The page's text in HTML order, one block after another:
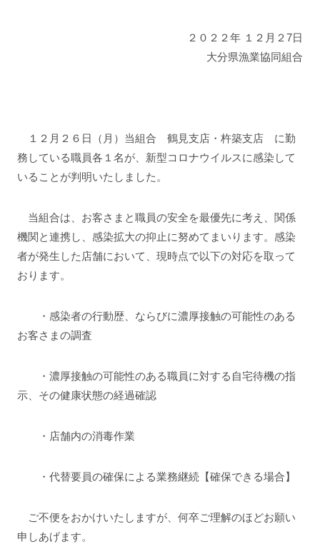
２０２２年 １２月２7日
大分県漁業協同組合
１２月２６日（月）当組合 鶴見支店・杵築支店 に勤
務している職員各１名が、新型コロナウイルスに感染して
いることが判明いたしました。
当組合は、お客さまと職員の安全を最優先に考え、関係
機関と連携し、感染拡大の抑止に努めてまいります。感染
者が発生した店舗において、現時点で以下の対応を取って
おります。
・感染者の行動歴、ならびに濃厚接触の可能性のある
お客さまの調査
・濃厚接触の可能性のある職員に対する自宅待機の指
示、その健康状態の経過確認
・店舗内の消毒作業
・代替要員の確保による業務継続【確保できる場合】
ご不便をおかけいたしますが、何卒ご理解のほどお願い
申しあげます。